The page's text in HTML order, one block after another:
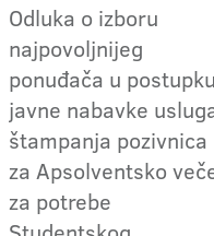
Odluka o izboru
najpovoljnijeg
ponuđača u postupku
javne nabavke
štampanja pozivnica
za Apsolventsko
za potrebe